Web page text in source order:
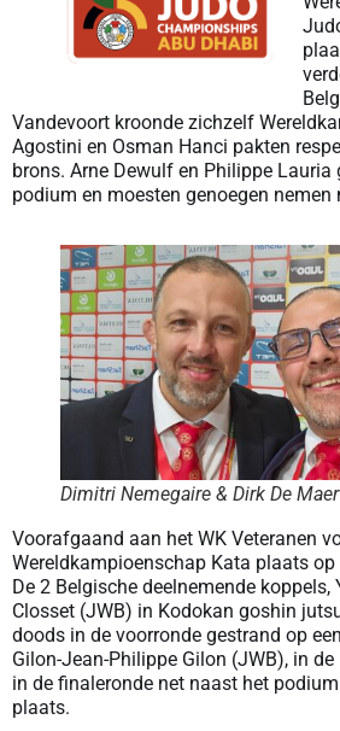
Vandevoort kroonde zichzelf
Agostini en Osman Hanci pakten
brons. Arne Dewulf en Philippe Lauria
podium en moesten genoegen
Dimitri Nemegaire & Dirk De
Voorafgaand aan het WK Veteranen
Wereldkampioenschap Kata plaats
De 2 Belgische deelnemende koppels,
Closset (JWB) in Kodokan goshin
doods in de voorronde gestrand op
Gilon-Jean-Philippe Gilon (JWB), in
in de finaleronde net naast het
plaats.